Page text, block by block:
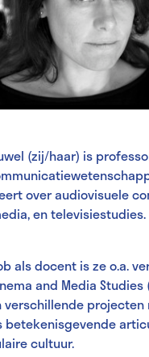
(zij/haar) is
over audiovisuele
en televisiestudies.
als docent is ze o.a.
and Media Studies
projecten
betekenisgevende
cultuur.